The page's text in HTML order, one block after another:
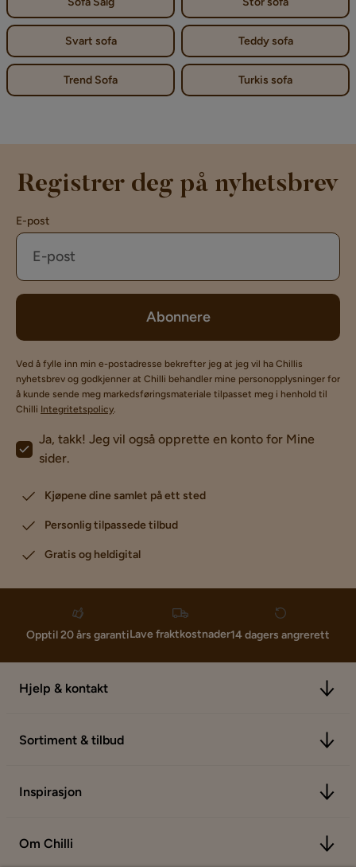
Svart sofa Teddy sofa
Trend Sofa Turkis sofa
Registrer deg på nyhetsbrev
E-post
Abonnere
Ved å fylle inn min e-postadresse bekrefter jeg at jeg vil ha Chillis
nyhetsbrev og godkjenner at Chilli behandler mine personopplysninger for
å kunde sende meg markedsføringsmateriale tilpasset meg i henhold til
Chilli Integritetspolicy.
Ja, takk! Jeg vil også opprette en konto for Mine
sider.
Kjøpene dine samlet på ett sted
Personlig tilpassede tilbud
Gratis og heldigital
Opptil 20 års garantiLave fraktkostnader14 dagers angrerett
Hjelp & kontakt
Sortiment & tilbud
Inspirasjon
Om Chilli